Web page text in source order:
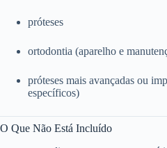
próteses
ortodontia (aparelho e
próteses mais avançadas ou
específicos)
O Que Não Está Incluído